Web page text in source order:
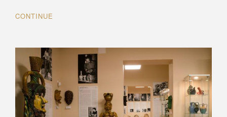
CONTINUE